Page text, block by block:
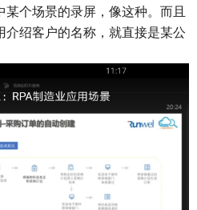
个场景的录屏，像这种。而且
绍客户的名称，就直接是某公